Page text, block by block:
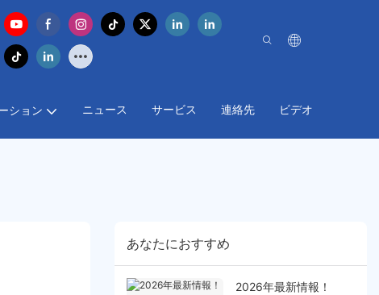
ション ニュース サービス 連絡先 ビデオ
あなたにおすすめ
2026年最新情報！